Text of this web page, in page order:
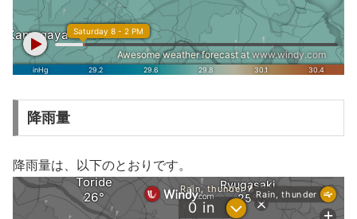
降雨量
降雨量は、以下のとおりです。